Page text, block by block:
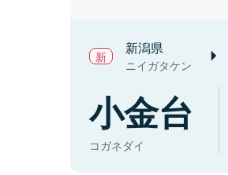
新潟県
ニイガタケン
小金台
コガネダイ